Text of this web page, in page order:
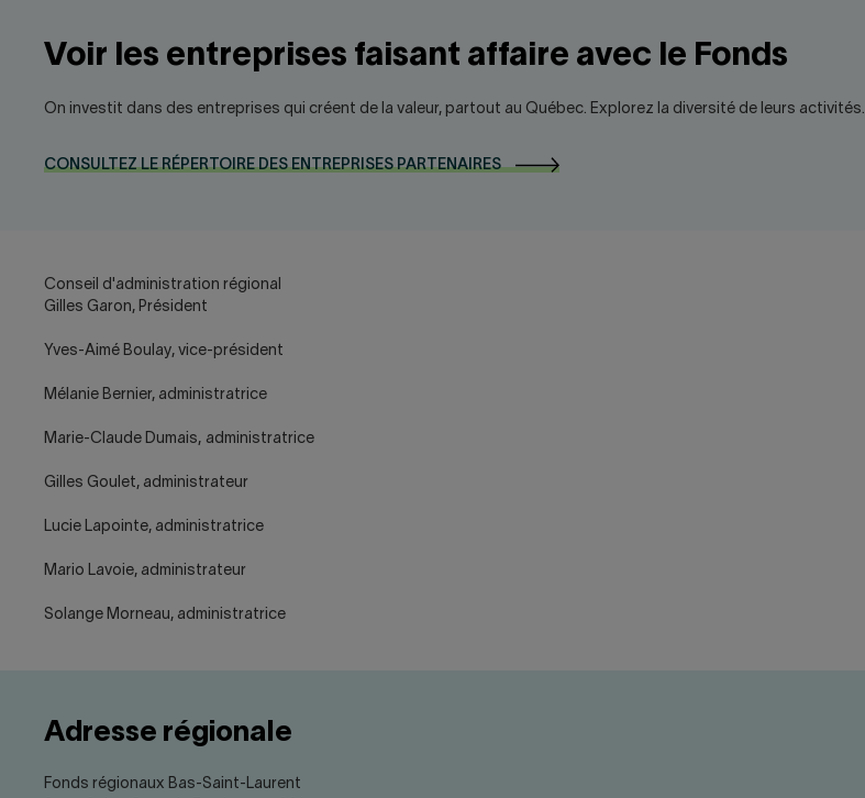
Voir les entreprises faisant affaire avec le Fonds
On investit dans des entreprises qui créent de la valeur, partout au Québec. Explorez la diversité de leurs activités.
CONSULTEZ LE RÉPERTOIRE DES ENTREPRISES PARTENAIRES
Conseil d'administration régional
Gilles Garon, Président
Yves-Aimé Boulay, vice-président
Mélanie Bernier, administratrice
Marie-Claude Dumais, administratrice
Gilles Goulet, administrateur
Lucie Lapointe, administratrice
Mario Lavoie, administrateur
Solange Morneau, administratrice
Adresse régionale
Fonds régionaux Bas-Saint-Laurent